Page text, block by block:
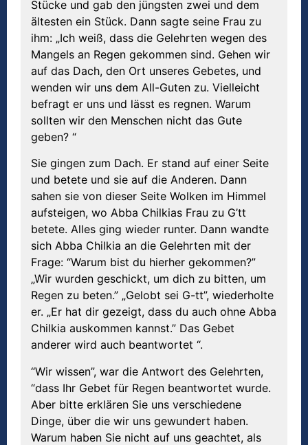
Stücke und gab den jüngsten zwei und dem
ältesten ein Stück. Dann sagte seine Frau zu
ihm: „Ich weiß, dass die Gelehrten wegen des
Mangels an Regen gekommen sind. Gehen wir
auf das Dach, den Ort unseres Gebetes, und
wenden wir uns dem All-Guten zu. Vielleicht
befragt er uns und lässt es regnen. Warum
sollten wir den Menschen nicht das Gute
geben? “
Sie gingen zum Dach. Er stand auf einer Seite
und betete und sie auf die Anderen. Dann
sahen sie von dieser Seite Wolken im Himmel
aufsteigen, wo Abba Chilkias Frau zu G’tt
betete. Alles ging wieder runter. Dann wandte
sich Abba Chilkia an die Gelehrten mit der
Frage: “Warum bist du hierher gekommen?”
„Wir wurden geschickt, um dich zu bitten, um
Regen zu beten.” „Gelobt sei G-tt”, wiederholte
er. „Er hat dir gezeigt, dass du auch ohne Abba
Chilkia auskommen kannst.” Das Gebet
anderer wird auch beantwortet “.
“Wir wissen”, war die Antwort des Gelehrten,
“dass Ihr Gebet für Regen beantwortet wurde.
Aber bitte erklären Sie uns verschiedene
Dinge, über die wir uns gewundert haben.
Warum haben Sie nicht auf uns geachtet, als